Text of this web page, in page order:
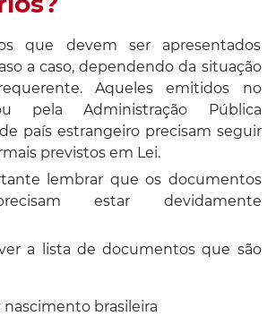
que devem ser apresentados
a caso, dependendo da situação
Aqueles emitidos no
pela Administração Pública
país estrangeiro precisam seguir
previstos em Lei.
lembrar que os documentos
estar devidamente
a lista de documentos que são
brasileira